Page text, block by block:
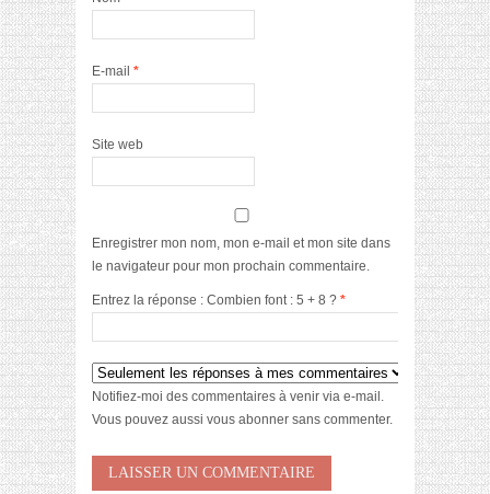
E-mail *
Site web
Enregistrer mon nom, mon e-mail et mon site dans
le navigateur pour mon prochain commentaire.
Entrez la réponse : Combien font : 5 + 8 ? *
Notifiez-moi des commentaires à venir via e-mail.
Vous pouvez aussi vous abonner sans commenter.